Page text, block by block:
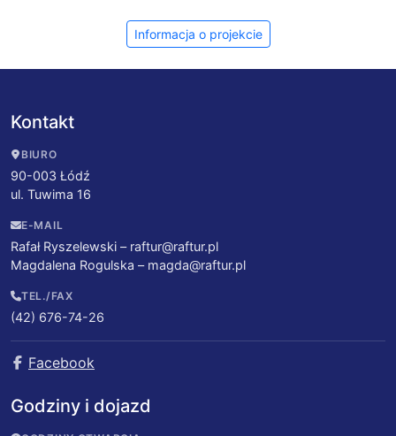
Informacja o projekcie
Kontakt
BIURO
90-003 Łódź
ul. Tuwima 16
E-MAIL
Rafał Ryszelewski – raftur@raftur.pl
Magdalena Rogulska – magda@raftur.pl
TEL./FAX
(42) 676-74-26
Facebook
Godziny i dojazd